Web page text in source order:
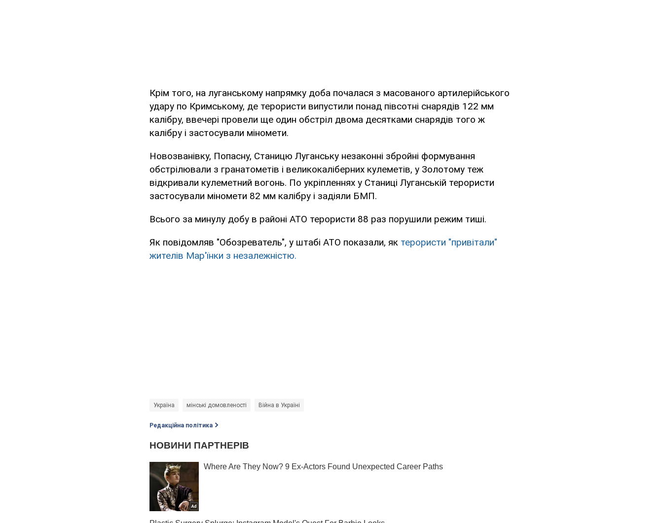
Крім того, на луганському напрямку доба почалася з масованого артилерійського
удару по Кримському, де терористи випустили понад півсотні снарядів 122 мм
калібру, ввечері провели ще один обстріл двома десятками снарядів того ж
калібру і застосували міномети.
Новозванівку, Попасну, Станицю Луганську незаконні збройні формування
обстрілювали з гранатометів і великокаліберних кулеметів, у Золотому теж
відкривали кулеметний вогонь. По укріпленнях у Станиці Луганській терористи
застосували міномети 82 мм калібру і задіяли БМП.
Всього за минулу добу в районі АТО терористи 88 раз порушили режим тиші.
Як повідомляв "Обозреватель", у штабі АТО показали, як терористи "привітали"
жителів Мар'їнки з незалежністю.
Україна мінські домовленості Війна в Україні
Редакційна політика